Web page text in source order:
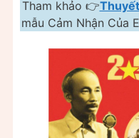
Tham khảo 👉
mẫu Cảm Nhận Của